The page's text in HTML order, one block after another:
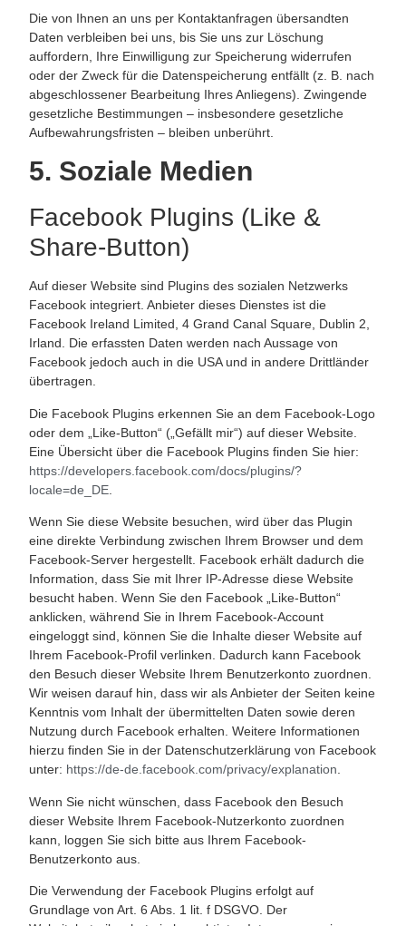
Die von Ihnen an uns per Kontaktanfragen übersandten
Daten verbleiben bei uns, bis Sie uns zur Löschung
auffordern, Ihre Einwilligung zur Speicherung widerrufen
oder der Zweck für die Datenspeicherung entfällt (z. B. nach
abgeschlossener Bearbeitung Ihres Anliegens). Zwingende
gesetzliche Bestimmungen – insbesondere gesetzliche
Aufbewahrungsfristen – bleiben unberührt.
5. Soziale Medien
Facebook Plugins (Like &
Share-Button)
Auf dieser Website sind Plugins des sozialen Netzwerks
Facebook integriert. Anbieter dieses Dienstes ist die
Facebook Ireland Limited, 4 Grand Canal Square, Dublin 2,
Irland. Die erfassten Daten werden nach Aussage von
Facebook jedoch auch in die USA und in andere Drittländer
übertragen.
Die Facebook Plugins erkennen Sie an dem Facebook-Logo
oder dem „Like-Button“ („Gefällt mir“) auf dieser Website.
Eine Übersicht über die Facebook Plugins finden Sie hier:
https://developers.facebook.com/docs/plugins/?
locale=de_DE
Wenn Sie diese Website besuchen, wird über das Plugin
eine direkte Verbindung zwischen Ihrem Browser und dem
Facebook-Server hergestellt. Facebook erhält dadurch die
Information, dass Sie mit Ihrer IP-Adresse diese Website
besucht haben. Wenn Sie den Facebook „Like-Button“
anklicken, während Sie in Ihrem Facebook-Account
eingeloggt sind, können Sie die Inhalte dieser Website auf
Ihrem Facebook-Profil verlinken. Dadurch kann Facebook
den Besuch dieser Website Ihrem Benutzerkonto zuordnen.
Wir weisen darauf hin, dass wir als Anbieter der Seiten keine
Kenntnis vom Inhalt der übermittelten Daten sowie deren
Nutzung durch Facebook erhalten. Weitere Informationen
hierzu finden Sie in der Datenschutzerklärung von Facebook
unter: https://de-de.facebook.com/privacy/explanation
Wenn Sie nicht wünschen, dass Facebook den Besuch
dieser Website Ihrem Facebook-Nutzerkonto zuordnen
kann, loggen Sie sich bitte aus Ihrem Facebook-
Benutzerkonto aus.
Die Verwendung der Facebook Plugins erfolgt auf
Grundlage von Art. 6 Abs. 1 lit. f DSGVO. Der